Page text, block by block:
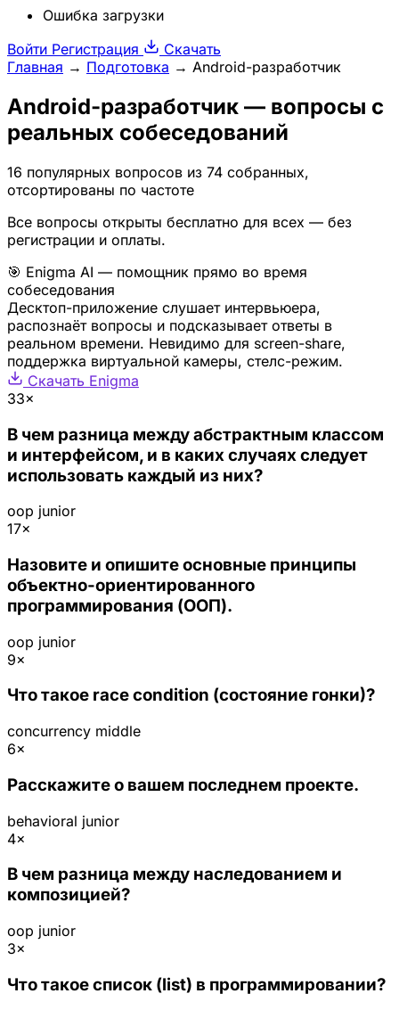
Ошибка загрузки
Войти Регистрация
Скачать
Главная → Подготовка → Android-разработчик
Android-разработчик — вопросы с
реальных собеседований
16 популярных вопросов из 74 собранных,
отсортированы по частоте
Все вопросы открыты бесплатно для всех — без
регистрации и оплаты.
🎯 Enigma AI — помощник прямо во время
собеседования
Десктоп-приложение слушает интервьюера,
распознаёт вопросы и подсказывает ответы в
реальном времени. Невидимо для screen-share,
поддержка виртуальной камеры, стелс-режим.
Скачать Enigma
33×
В чем разница между абстрактным классом
и интерфейсом, и в каких случаях следует
использовать каждый из них?
oop junior
17×
Назовите и опишите основные принципы
объектно-ориентированного
программирования (ООП).
oop junior
9×
Что такое race condition (состояние гонки)?
concurrency middle
6×
Расскажите о вашем последнем проекте.
behavioral junior
4×
В чем разница между наследованием и
композицией?
oop junior
3×
Что такое список (list) в программировании?